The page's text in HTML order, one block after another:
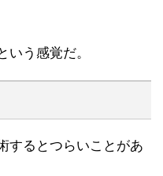
いう感覚だ。
するとつらいことがあ